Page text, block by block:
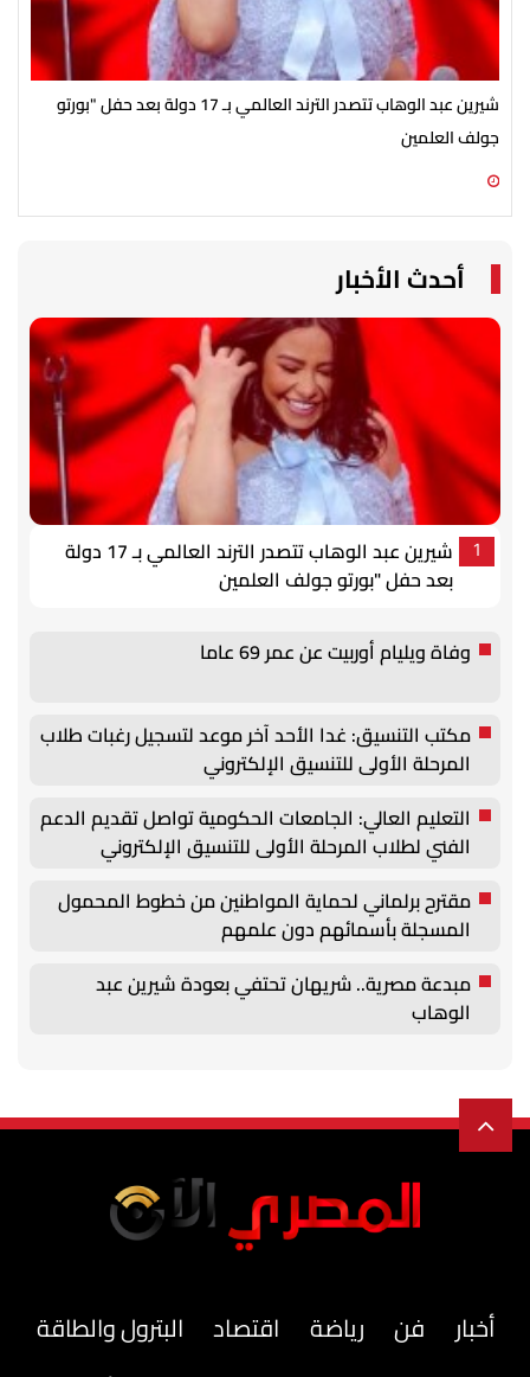
شيرين عبد الوهاب تتصدر الترند العالمي بـ 17 دولة بعد حفل "بورتو
جولف العلمين
أحدث الأخبار
1
شيرين عبد الوهاب تتصدر الترند العالمي بـ 17 دولة
بعد حفل "بورتو جولف العلمين
وفاة ويليام أوربيت عن عمر 69 عاما
مكتب التنسيق: غدا الأحد آخر موعد لتسجيل رغبات طلاب
المرحلة الأولى للتنسيق الإلكتروني
التعليم العالي: الجامعات الحكومية تواصل تقديم الدعم
الفني لطلاب المرحلة الأولى للتنسيق الإلكتروني
مقترح برلماني لحماية المواطنين من خطوط المحمول
المسجلة بأسمائهم دون علمهم
مبدعة مصرية.. شريهان تحتفي بعودة شيرين عبد
الوهاب
أخبار فن رياضة اقتصاد
البترول والطاقة